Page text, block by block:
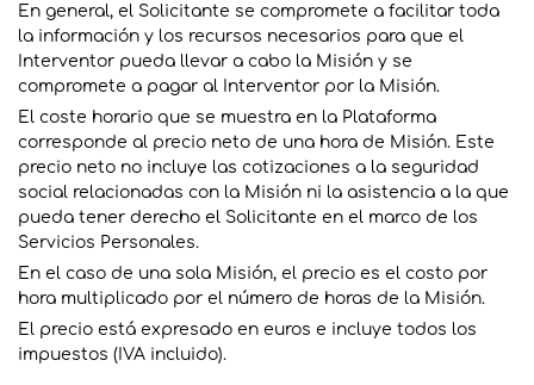
En general, el Solicitante se compromete a facilitar toda
la información y los recursos necesarios para que el
Interventor pueda llevar a cabo la Misión y se
compromete a pagar al Interventor por la Misión.
El coste horario que se muestra en la Plataforma
corresponde al precio neto de una hora de Misión. Este
precio neto no incluye las cotizaciones a la seguridad
social relacionadas con la Misión ni la asistencia a la que
pueda tener derecho el Solicitante en el marco de los
Servicios Personales.
En el caso de una sola Misión, el precio es el costo por
hora multiplicado por el número de horas de la Misión.
El precio está expresado en euros e incluye todos los
impuestos (IVA incluido).